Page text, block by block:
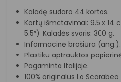
Kaladę sudaro 44 kortos.
Kortų išmatavimai: 9.5 x 14
5.5″). Kaladės svoris: 300 g.
Informacinė brošiūra (ang.).
Plastiku aptrauktos
Pagaminta Italijoje.
100% originalus Lo